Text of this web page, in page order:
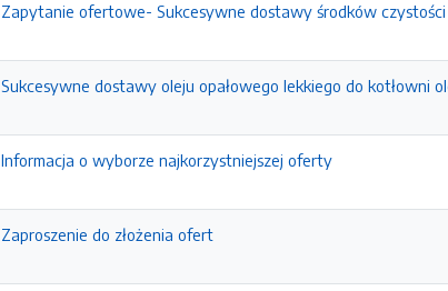
Zapytanie ofertowe- Sukcesywne dostawy środków czystości
Sukcesywne dostawy oleju opałowego lekkiego do kotłowni
Informacja o wyborze najkorzystniejszej oferty
Zaproszenie do złożenia ofert